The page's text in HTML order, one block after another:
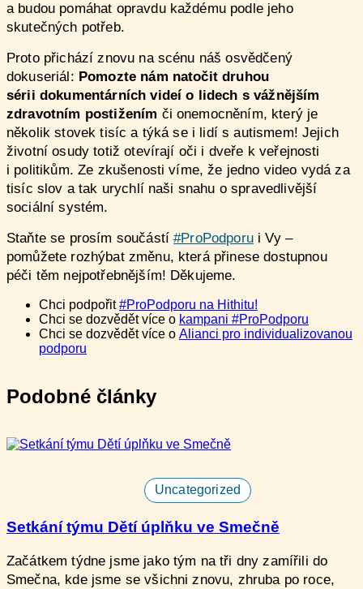
a budou pomáhat opravdu každému podle jeho
skutečných potřeb.
Proto přichází znovu na scénu náš osvědčený
dokuseriál: Pomozte nám natočit druhou
sérii dokumentárních videí o lidech s vážnějším
zdravotním postižením či onemocněním, který je
několik stovek tisíc a týká se i lidí s autismem! Jejich
životní osudy totiž otevírají oči i dveře k veřejnosti
i politikům. Ze zkušenosti víme, že jedno video vydá za
tisíc slov a tak urychlí naši snahu o spravedlivější
sociální systém.
Staňte se prosím součástí#ProPodporui Vy –
pomůžete rozhýbat změnu, která přinese dostupnou
péči těm nejpotřebnějším! Děkujeme.
Chci podpořit#ProPodporu na Hithitu!
Chci se dozvědět více o kampani #ProPodporu
Chci se dozvědět více o Alianci pro individualizovanou
podporu
Podobné články
Uncategorized
Setkání týmu Dětí úplňku ve Smečně
Začátkem týdne jsme jako tým na tři dny zamířili do
Smečna, kde jsme se všichni znovu, zhruba po roce,